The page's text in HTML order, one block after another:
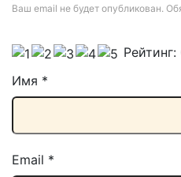
Ваш email не будет опубликован.
Рейтинг:
Имя *
Email *